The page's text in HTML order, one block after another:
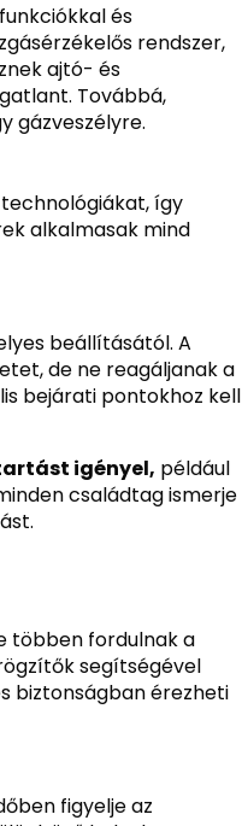
és
rendszer,
ajtó- és
Továbbá,
gázveszélyre.
így
alkalmasak mind
beállításától. A
de ne reagáljanak a
bejárati pontokhoz kell
igényel, például
családtag ismerje
többen fordulnak a
segítségével
biztonságban érezheti
figyelje az